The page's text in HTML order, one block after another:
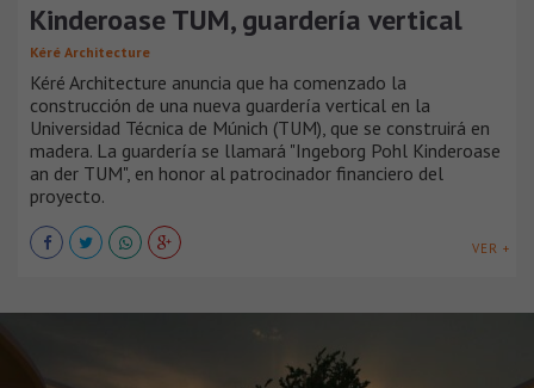
Kinderoase TUM, guardería vertical
Kéré Architecture
Kéré Architecture anuncia que ha comenzado la
construcción de una nueva guardería vertical en la
Universidad Técnica de Múnich (TUM), que se construirá en
madera. La guardería se llamará "Ingeborg Pohl Kinderoase
an der TUM", en honor al patrocinador financiero del
proyecto.
VER +